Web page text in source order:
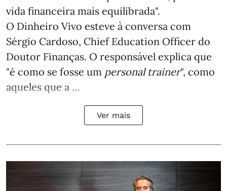
vida financeira mais equilibrada".
O Dinheiro Vivo esteve à conversa com
Sérgio Cardoso, Chief Education Officer do
Doutor Finanças. O responsável explica que
"é como se fosse um personal trainer", como
aqueles que a ...
Ver mais